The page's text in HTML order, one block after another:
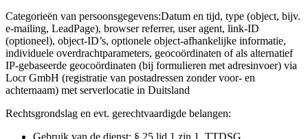
Categorieën van persoonsgegevens:Datum en tijd, type (object, bijv.
e-mailing, LeadPage), browser referrer, user agent, link-ID
(optioneel), object-ID’s, optionele object-afhankelijke informatie,
individuele overdrachtparameters, geocoördinaten of als alternatief
IP-gebaseerde geocoördinaten (bij formulieren met adresinvoer) via
Locr GmbH (registratie van postadressen zonder voor- en
achternaam) met serverlocatie in Duitsland
Rechtsgrondslag en evt. gerechtvaardigde belangen:
Gebruik van de dienst: § 25 lid 1 zin 1, TTDSG